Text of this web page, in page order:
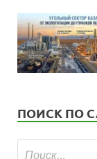
ПОИСК ПО